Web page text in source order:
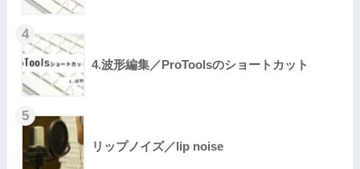
4.波形編集／ProToolsのショートカット
リップノイズ／lip noise